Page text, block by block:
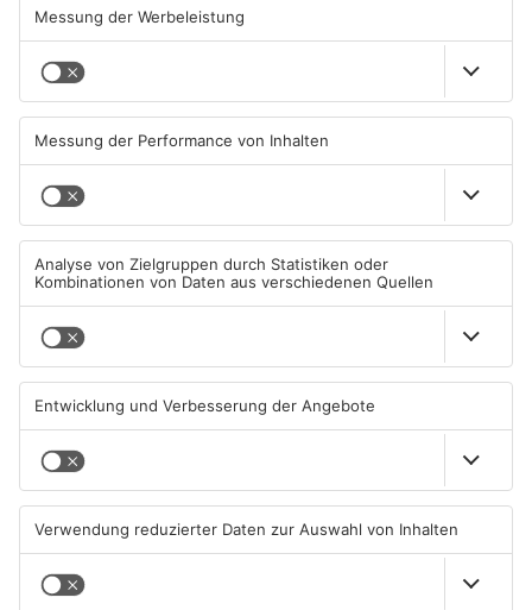
Tante Enso übernimmt
einzigen Supermarkt in
Pflaumheim
ASCHAFFENBURG
zwischen Hösbach und
Stockstadt
03.08.2026, 15:57 UHR IN KREIS
Wenigumstadt feiert das
Stöffche
01.08.2026, 21:17 UHR IN KREIS
ASCHAFFENBURG
Wegen Trockenheit: Neue
Regeln auf A'burger
Friedhöfen